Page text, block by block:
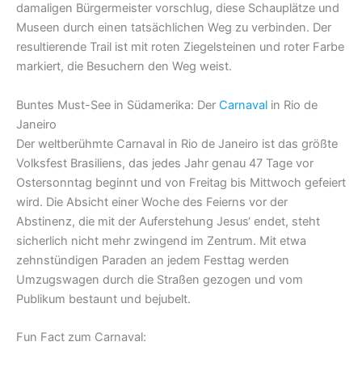
damaligen Bürgermeister vorschlug, diese Schauplätze und
Museen durch einen tatsächlichen Weg zu verbinden. Der
resultierende Trail ist mit roten Ziegelsteinen und roter Farbe
markiert, die Besuchern den Weg weist.
Buntes Must-See in Südamerika: Der Carnaval in Rio de
Janeiro
Der weltberühmte Carnaval in Rio de Janeiro ist das größte
Volksfest Brasiliens, das jedes Jahr genau 47 Tage vor
Ostersonntag beginnt und von Freitag bis Mittwoch gefeiert
wird. Die Absicht einer Woche des Feierns vor der
Abstinenz, die mit der Auferstehung Jesus‘ endet, steht
sicherlich nicht mehr zwingend im Zentrum. Mit etwa
zehnstündigen Paraden an jedem Festtag werden
Umzugswagen durch die Straßen gezogen und vom
Publikum bestaunt und bejubelt.
Fun Fact zum Carnaval: